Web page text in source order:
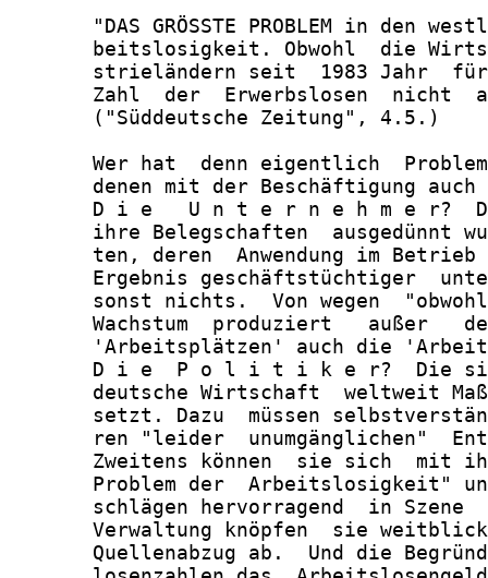
"DAS GRÖSSTE PROBLEM in den
beitslosigkeit. Obwohl  die
strieländern seit  1983 Jahr
Zahl  der  Erwerbslosen  nicht
       ("Süddeutsche Zeitung", 4.5.)
Wer hat  denn eigentlich
denen mit der Beschäftigung auch
D i e   U n t e r n e h m e r?
ihre Belegschaften  ausgedünnt
ten, deren  Anwendung im
Ergebnis geschäftstüchtiger
sonst nichts.  Von wegen
Wachstum  produziert   außer
'Arbeitsplätzen' auch die
D i e  P o l i t i k e r?  Die
deutsche Wirtschaft  weltweit
setzt. Dazu  müssen
ren "leider  unumgänglichen"
Zweitens können  sie sich  mit
Problem der  Arbeitslosigkeit"
schlägen hervorragend  in Szene
Verwaltung knöpfen  sie
Quellenabzug ab.  Und die